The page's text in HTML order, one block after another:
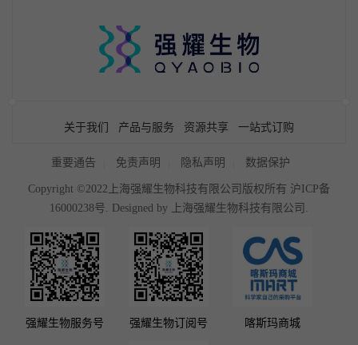
关于我们 产品与服务 资源共享 一站式订购
重要通告 免责声明 隐私声明 数据保护
Copyright ©2022上海强耀生物科技有限公司版权所有 沪ICP备
16000238号 . Designed by 上海强耀生物科技有限公司.
强耀生物服务号 强耀生物订阅号 喀斯玛商城